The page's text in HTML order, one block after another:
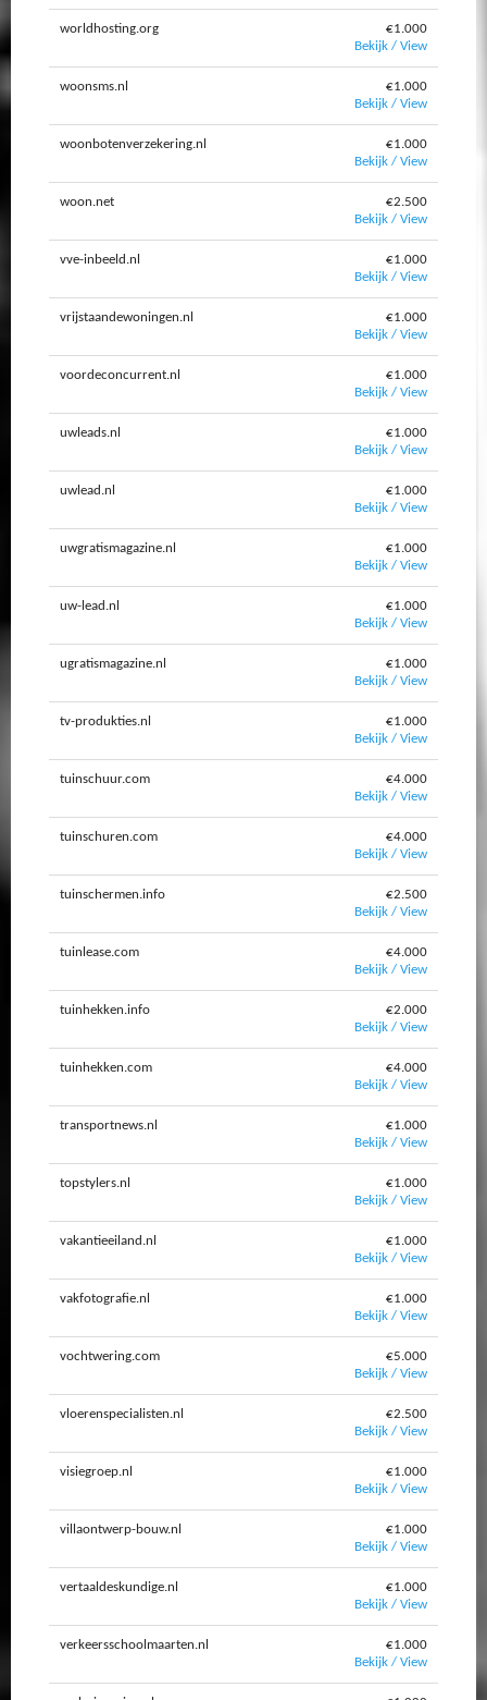
worldhosting.org
€1.000
Bekijk / View
woonsms.nl
€1.000
Bekijk / View
woonbotenverzekering.nl
€1.000
Bekijk / View
woon.net
€2.500
Bekijk / View
vve-inbeeld.nl
€1.000
Bekijk / View
vrijstaandewoningen.nl
€1.000
Bekijk / View
voordeconcurrent.nl
€1.000
Bekijk / View
uwleads.nl
€1.000
Bekijk / View
uwlead.nl
€1.000
Bekijk / View
uwgratismagazine.nl
€1.000
Bekijk / View
uw-lead.nl
€1.000
Bekijk / View
ugratismagazine.nl
€1.000
Bekijk / View
tv-produkties.nl
€1.000
Bekijk / View
tuinschuur.com
€4.000
Bekijk / View
tuinschuren.com
€4.000
Bekijk / View
tuinschermen.info
€2.500
Bekijk / View
tuinlease.com
€4.000
Bekijk / View
tuinhekken.info
€2.000
Bekijk / View
tuinhekken.com
€4.000
Bekijk / View
transportnews.nl
€1.000
Bekijk / View
topstylers.nl
€1.000
Bekijk / View
vakantieeiland.nl
€1.000
Bekijk / View
vakfotografie.nl
€1.000
Bekijk / View
vochtwering.com
€5.000
Bekijk / View
vloerenspecialisten.nl
€2.500
Bekijk / View
visiegroep.nl
€1.000
Bekijk / View
villaontwerp-bouw.nl
€1.000
Bekijk / View
vertaaldeskundige.nl
€1.000
Bekijk / View
verkeersschoolmaarten.nl
€1.000
Bekijk / View